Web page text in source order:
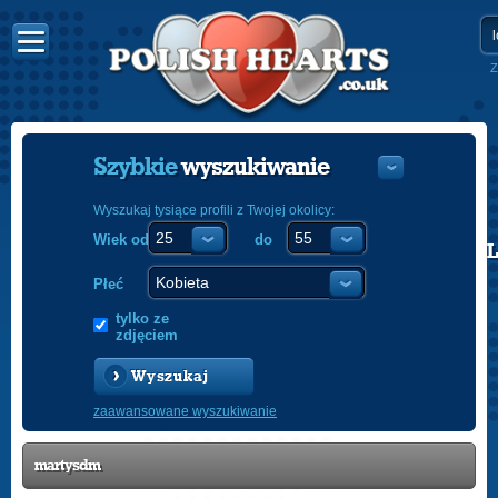
POLISH
Szybkiewyszukiwanie
Wyszukaj tysiące profili z Twojej okolicy:
Wiek od do
Płeć
tylko ze
zdjęciem
Wyszukaj
zaawansowane wyszukiwanie
martysdm